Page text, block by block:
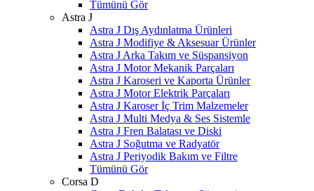
Tümünü Gör
Astra J
Astra J Dış Aydınlatma Ürünleri
Astra J Modifiye & Aksesuar Ürünler
Astra J Arka Takım ve Süspansiyon
Astra J Motor Mekanik Parçaları
Astra J Karoseri ve Kaporta Ürünler
Astra J Motor Elektrik Parçaları
Astra J Karoser İç Trim Malzemeler
Astra J Multi Medya & Ses Sistemle
Astra J Fren Balatası ve Diski
Astra J Soğutma ve Radyatör
Astra J Periyodik Bakım ve Filtre
Tümünü Gör
Corsa D